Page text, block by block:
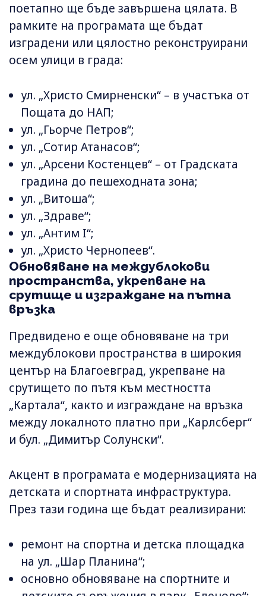
поетапно ще бъде завършена цялата. В
рамките на програмата ще бъдат
изградени или цялостно реконструирани
осем улици в града:
ул. „Христо Смирненски“ – в участъка от
Пощата до НАП;
ул. „Гьорче Петров“;
ул. „Сотир Атанасов“;
ул. „Арсени Костенцев“ – от Градската
градина до пешеходната зона;
ул. „Витоша“;
ул. „Здраве“;
ул. „Антим I“;
ул. „Христо Чернопеев“.
Обновяване на междублокови
пространства, укрепване на
срутище и изграждане на пътна
връзка
Предвидено е още обновяване на три
междублокови пространства в широкия
център на Благоевград, укрепване на
срутището по пътя към местността
„Картала“, както и изграждане на връзка
между локалното платно при „Карлсберг“
и бул. „Димитър Солунски“.
Акцент в програмата е модернизацията на
детската и спортната инфраструктура.
През тази година ще бъдат реализирани:
ремонт на спортна и детска площадка
на ул. „Шар Планина“;
основно обновяване на спортните и